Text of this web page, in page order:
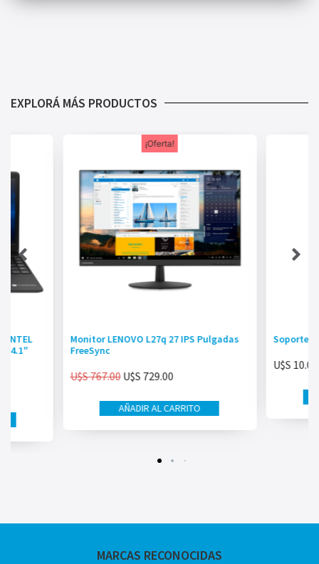
EXPLORÁ MÁS PRODUCTOS
INTEL
14.1″
¡Oferta!
Monitor LENOVO L27q 27 IPS Pulgadas
FreeSync
U$S767.00 U$S 729.00
AÑADIR AL CARRITO
Soporte
U$S 10.00
MARCAS RECONOCIDAS